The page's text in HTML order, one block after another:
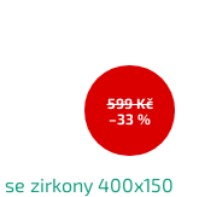
599 Kč
–33 %
zirkony 400x150